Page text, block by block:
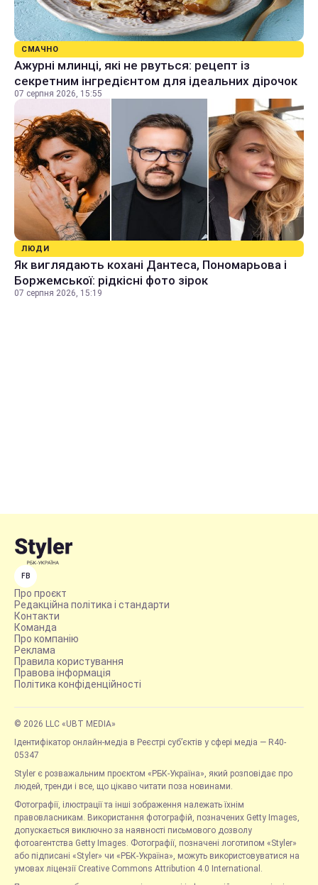
СМАЧНО
Ажурні млинці, які не рвуться: рецепт із
секретним інгредієнтом для ідеальних дірочок
07 серпня 2026, 15:55
ЛЮДИ
Як виглядають кохані Дантеса, Пономарьова і
Боржемської: рідкісні фото зірок
07 серпня 2026, 15:19
FB
Про проєкт
Редакційна політика і стандарти
Контакти
Команда
Про компанію
Реклама
Правила користування
Правова інформація
Політика конфіденційності
© 2026 LLC «UBT MEDIA»
Ідентифікатор онлайн-медіа в Реєстрі суб’єктів у сфері медіа — R40-
05347
Styler є розважальним проєктом «РБК-Україна», який розповідає про
людей, тренди і все, що цікаво читати поза новинами.
Фотографії, ілюстрації та інші зображення належать їхнім
правовласникам. Використання фотографій, позначених Getty Images,
допускається виключно за наявності письмового дозволу
фотоагентства Getty Images. Фотографії, позначені логотипом «Styler»
або підписані «Styler» чи «РБК-Україна», можуть використовуватися на
умовах ліцензії Creative Commons Attribution 4.0 International.